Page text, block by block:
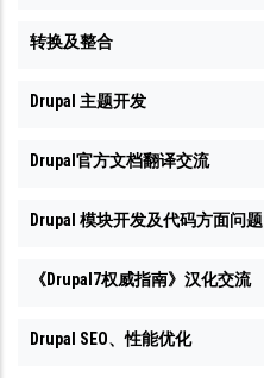
转换及整合
Drupal 主题开发
Drupal官方文档翻译交流
Drupal 模块开发及代码方面问题
《Drupal7权威指南》汉化交流
Drupal SEO、性能优化